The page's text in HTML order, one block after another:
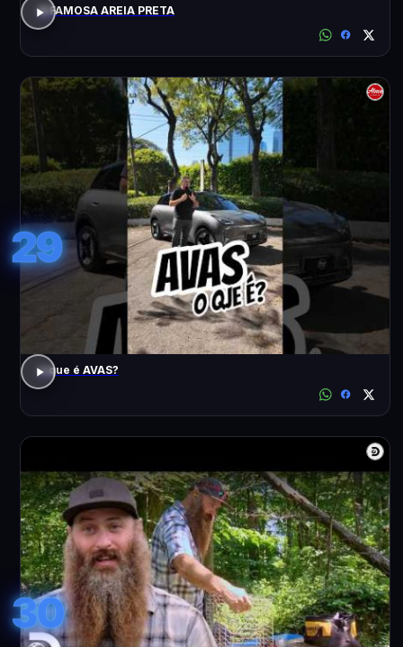
A FAMOSA AREIA PRETA
29
o que é AVAS?
30